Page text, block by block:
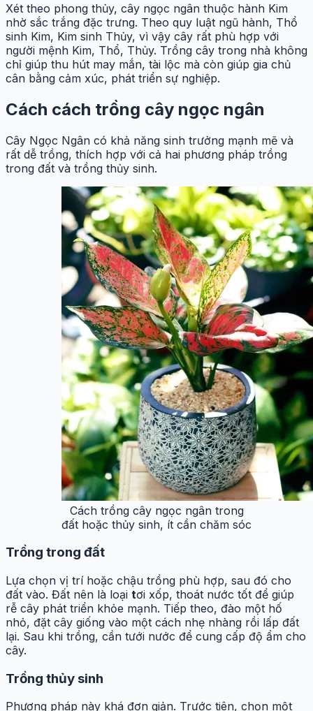
Xét theo phong thủy, cây ngọc ngân thuộc hành Kim
nhờ sắc trắng đặc trưng. Theo quy luật ngũ hành, Thổ
sinh Kim, Kim sinh Thủy, vì vậy cây rất phù hợp với
người mệnh Kim, Thổ, Thủy. Trồng cây trong nhà không
chỉ giúp thu hút may mắn, tài lộc mà còn giúp gia chủ
cân bằng cảm xúc, phát triển sự nghiệp.
Cách cách trồng cây ngọc ngân
Cây Ngọc Ngân có khả năng sinh trưởng mạnh mẽ và
rất dễ trồng, thích hợp với cả hai phương pháp trồng
trong đất và trồng thủy sinh.
Cách trồng cây ngọc ngân trong
đất hoặc thủy sinh, ít cần chăm sóc
Trồng trong đất
Lựa chọn vị trí hoặc chậu trồng phù hợp, sau đó cho
đất vào. Đất nên là loại tơi xốp, thoát nước tốt để giúp
rễ cây phát triển khỏe mạnh. Tiếp theo, đào một hố
nhỏ, đặt cây giống vào một cách nhẹ nhàng rồi lấp đất
lại. Sau khi trồng, cần tưới nước để cung cấp độ ẩm cho
cây.
Trồng thủy sinh
Phương pháp này khá đơn giản. Trước tiên, chọn một